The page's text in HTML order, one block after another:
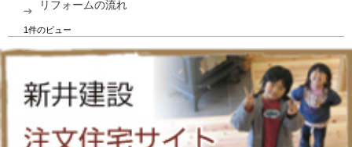
リフォームの流れ
1件のビュー